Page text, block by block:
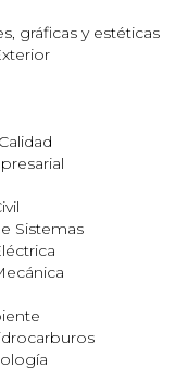
gráficas y estéticas
Sistemas